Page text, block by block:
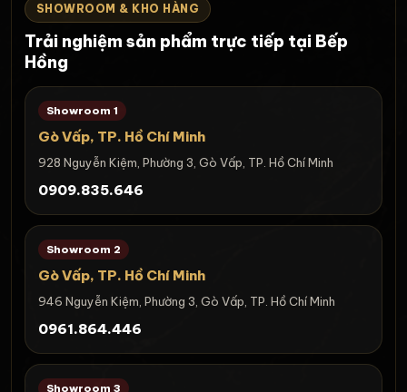
SHOWROOM & KHO HÀNG
Trải nghiệm sản phẩm trực tiếp tại Bếp
Hồng
Showroom 1
Gò Vấp, TP. Hồ Chí Minh
928 Nguyễn Kiệm, Phường 3, Gò Vấp, TP. Hồ Chí Minh
0909.835.646
Showroom 2
Gò Vấp, TP. Hồ Chí Minh
946 Nguyễn Kiệm, Phường 3, Gò Vấp, TP. Hồ Chí Minh
0961.864.446
Showroom 3